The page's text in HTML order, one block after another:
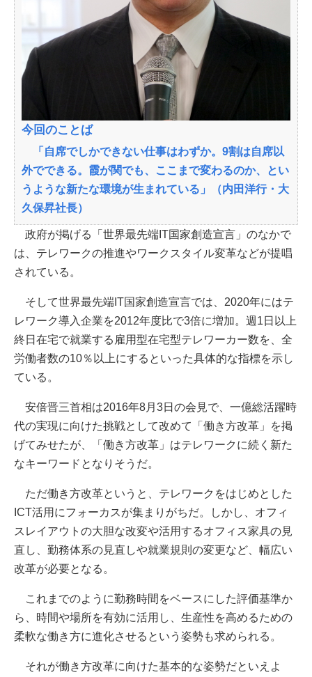
今回のことば
「自席でしかできない仕事はわずか。9割は自席以
外でできる。霞が関でも、ここまで変わるのか、とい
うような新たな環境が生まれている」（内田洋行・大
久保昇社長）
政府が掲げる「世界最先端IT国家創造宣言」のなかで
は、テレワークの推進やワークスタイル変革などが提唱
されている。
そして世界最先端IT国家創造宣言では、2020年にはテ
レワーク導入企業を2012年度比で3倍に増加。週1日以上
終日在宅で就業する雇用型在宅型テレワーカー数を、全
労働者数の10％以上にするといった具体的な指標を示し
ている。
安倍晋三首相は2016年8月3日の会見で、一億総活躍時
代の実現に向けた挑戦として改めて「働き方改革」を掲
げてみせたが、「働き方改革」はテレワークに続く新た
なキーワードとなりそうだ。
ただ働き方改革というと、テレワークをはじめとした
ICT活用にフォーカスが集まりがちだ。しかし、オフィ
スレイアウトの大胆な改変や活用するオフィス家具の見
直し、勤務体系の見直しや就業規則の変更など、幅広い
改革が必要となる。
これまでのように勤務時間をベースにした評価基準か
ら、時間や場所を有効に活用し、生産性を高めるための
柔軟な働き方に進化させるという姿勢も求められる。
それが働き方改革に向けた基本的な姿勢だといえよ